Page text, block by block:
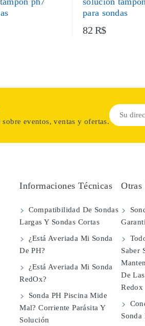
para sondas
82 R$
eventos, ventas y ofertas.
Informaciones Técnicas
Compatibilidad De Sondas
Largas Y Sondas Cortas
¿Está Averiada Mi Sonda
De PH?
¿Está Averiada Mi Sonda
RedOx?
Sonda PH Piscina Mide
Mal? Corriente Parásita Y
Solución
Otras
Saber
De
Redox
Sonda